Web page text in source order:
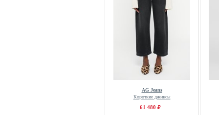
AG Jeans
Короткие джинсы
61 480 ₽